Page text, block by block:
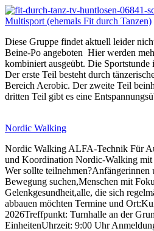
Multisport (ehemals Fit durch Tanzen)
Diese Gruppe findet aktuell leider
Beine-Po angeboten Hier werden
kombiniert ausgeübt. Die
Der erste Teil besteht durch
Bereich Aerobic. Der zweite Teil
dritten Teil gibt es eine
Nordic Walking
Nordic Walking ALFA-Technik Für
und Koordination Nordic-Walking mit
Wer sollte teilnehmen?Anfängerinnen
Bewegung suchen,Menschen mit
Gelenkgesundheit,alle, die sich
abbauen möchten Termine und
2026Treffpunkt: Turnhalle an der
EinheitenUhrzeit: 9:00 Uhr